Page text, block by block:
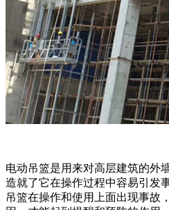
电动吊篮是用来对高层建筑的外
造就了它在操作过程中容易引发
吊篮在操作和使用上面出现事故